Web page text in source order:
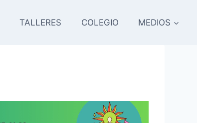
TALLERES COLEGIO MEDIOS